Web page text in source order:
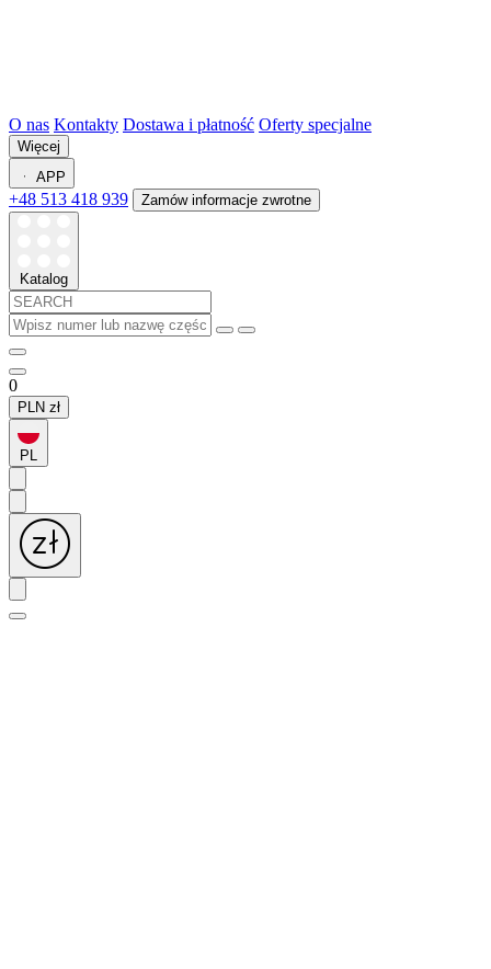
O nas Kontakty Dostawa i płatność Oferty specjalne
Więcej
APP
+48 513 418 939 Zamów informacje zwrotne
Katalog
0
PLN zł
PL